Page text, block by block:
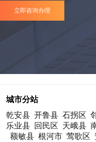
立即咨询办理
城市分站
乾安县 开鲁县 石拐区
乐业县 回民区 天峨县
额敏县 根河市 莺歌区